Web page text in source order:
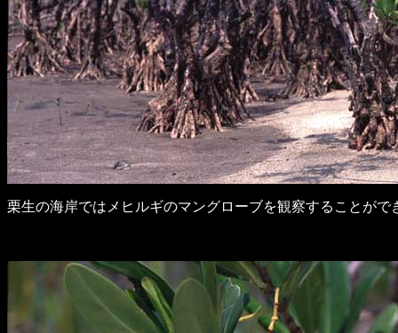
栗生の海岸ではメヒルギのマングローブを観察することがで